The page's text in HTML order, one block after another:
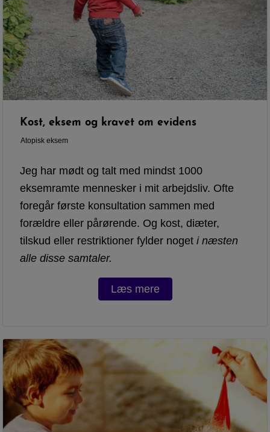
Kost, eksem og kravet om evidens
Atopisk eksem
Jeg har mødt og talt med mindst 1000
eksemramte mennesker i mit arbejdsliv. Ofte
foregår første konsultation sammen med
forældre eller pårørende. Og kost, diæter,
tilskud eller restriktioner fylder noget i næsten
alle disse samtaler.
Læs mere